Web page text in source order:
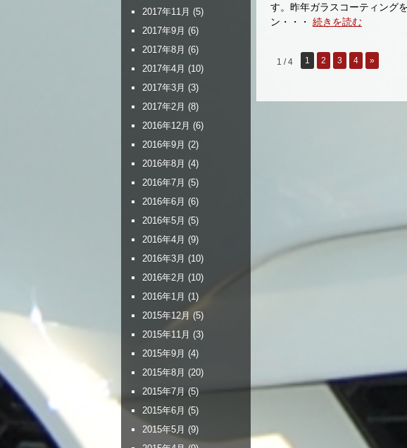
す。昨年ガラスコーティング
ン・・・ 続きを読む
1 / 4 1 2 3 4 »
2017年11月 (5)
2017年9月 (6)
2017年8月 (6)
2017年4月 (10)
2017年3月 (3)
2017年2月 (8)
2016年12月 (6)
2016年9月 (2)
2016年8月 (4)
2016年7月 (5)
2016年6月 (6)
2016年5月 (5)
2016年4月 (9)
2016年3月 (10)
2016年2月 (10)
2016年1月 (1)
2015年12月 (5)
2015年11月 (3)
2015年9月 (4)
2015年8月 (20)
2015年7月 (5)
2015年6月 (5)
2015年5月 (9)